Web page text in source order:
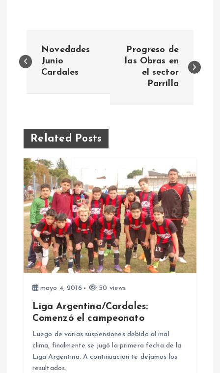
a
a
c
ó
n
Novedades
Junio
Cardales
Progreso de
las Obras en
el sector
Parrilla
Related Posts
mayo 4, 2016 50 views
Liga Argentina/Cardales:
Comenzó el campeonato
Luego de varias suspensiones debido al mal
clima, finalmente se jugó la primera fecha de la
Liga Argentina. A continuación te dejamos los
resultados.